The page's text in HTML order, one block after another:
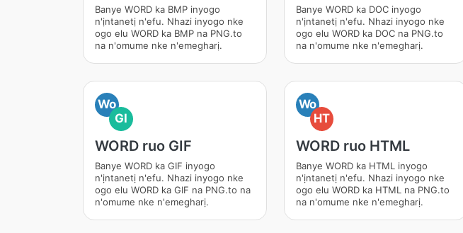
Banye WORD ka BMP inyogo
n'ịntanetị n'efu. Nhazi inyogo nke
ogo elu WORD ka BMP na PNG.to
na n'omume nke n'emegharị.
Banye WORD ka DOC inyogo
n'ịntanetị n'efu. Nhazi inyogo nke
ogo elu WORD ka DOC na PNG.to
na n'omume nke n'emegharị.
Wo
GI
WORD ruo GIF
Banye WORD ka GIF inyogo
n'ịntanetị n'efu. Nhazi inyogo nke
ogo elu WORD ka GIF na PNG.to na
n'omume nke n'emegharị.
Wo
HT
WORD ruo HTML
Banye WORD ka HTML inyogo
n'ịntanetị n'efu. Nhazi inyogo nke
ogo elu WORD ka HTML na PNG.to
na n'omume nke n'emegharị.